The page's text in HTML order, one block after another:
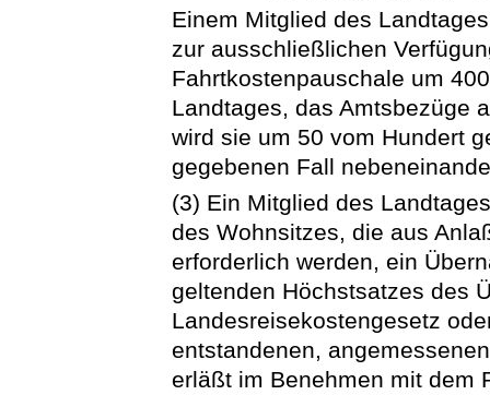
Einem Mitglied des
zur ausschließlichen
Fahrtkostenpauschale um
Landtages, das Amtsbezüge
wird sie um 50 vom Hundert
gegebenen Fall
(3) Ein Mitglied des
des Wohnsitzes, die aus
erforderlich werden, ein
geltenden Höchstsatzes des
Landesreisekostengesetz
entstandenen,
erläßt im Benehmen mit dem